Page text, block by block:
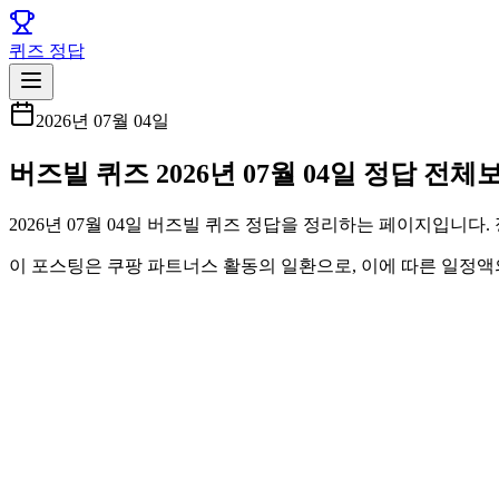
퀴즈 정답
2026년 07월 04일
버즈빌 퀴즈 2026년 07월 04일 정답 전체
2026년 07월 04일 버즈빌 퀴즈 정답을 정리하는 페이지입니
이 포스팅은 쿠팡 파트너스 활동의 일환으로, 이에 따른 일정